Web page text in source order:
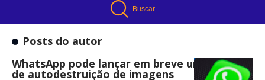
Buscar
Posts do autor
WhatsApp pode lançar em breve um recurso
de autodestruição de imagens